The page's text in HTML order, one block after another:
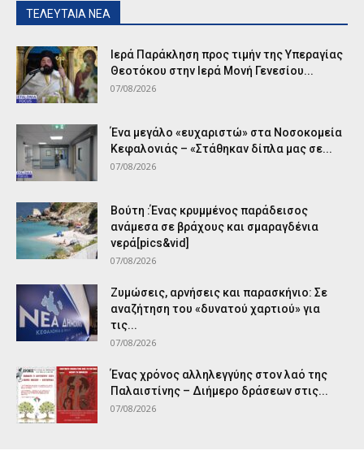
ΤΕΛΕΥΤΑΙΑ ΝΕΑ
Ιερά Παράκληση προς τιμήν της Υπεραγίας
Θεοτόκου στην Ιερά Μονή Γενεσίου...
07/08/2026
Ένα μεγάλο «ευχαριστώ» στα Νοσοκομεία
Κεφαλονιάς – «Στάθηκαν δίπλα μας σε...
07/08/2026
Βούτη :Ένας κρυμμένος παράδεισος
ανάμεσα σε βράχους και σμαραγδένια
νερά[pics&vid]
07/08/2026
Ζυμώσεις, αρνήσεις και παρασκήνιο: Σε
αναζήτηση του «δυνατού χαρτιού» για
τις...
07/08/2026
Ένας χρόνος αλληλεγγύης στον λαό της
Παλαιστίνης – Διήμερο δράσεων στις...
07/08/2026